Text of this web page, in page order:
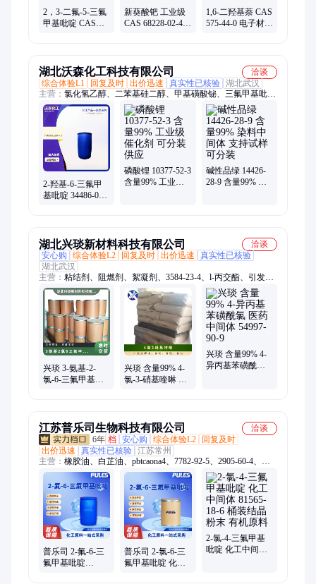
2，3-二氟-5-三氟
甲基吡啶 CAS
新葵酸钯 工业级
CAS 68228-02-4
1,6-二羟基萘 CAS
575-44-0 电子材料
湖北沃森化工科技有限公司
洽谈
综合体验L1
回复及时 出价迅速 真实性已核验 湖北武汉
主营： 氯化氢乙醇、二苯基硅二醇、甲基磺酸铋、三氟甲基吡
啶、阻燃剂DDP、萃取剂、HTPB、防老剂
2-羟基-6-三氟甲
基吡啶 34486-06-1
磷酸锂 10377-52-3
含量99% 工业级
碱性品绿 14426-
28-9 含量99% 染
湖北兴琰新材料科技有限公司
洽谈
安心购
综合体验L2 回复及时 出价迅速
真实性已核验
湖北武汉
主营： 粘结剂、阻燃剂、絮凝剂、3584-23-4、l-丙交酯、引发
剂、哌啶基、封端剂、乙交酯、抗菌剂、交联剂、肌肽锌、增亮
剂、干燥剂、润滑剂、护发剂、粘合剂、对位酯、阻聚剂、稀释
剂、羟乙基、偶联剂、分散剂、中间体、丙烯酸锌
兴琰 3-氨基-2-
氯-6-三氟甲基吡
兴琰 含量99% 4-
氯-3-硝基喹啉 医
兴琰 含量99% 4-
异丙基苯磺酰氯
江苏普乐司生物科技有限公司
洽谈
6年 档 安心购 综合体验L2
回复及时
出价迅速
真实性已核验 江苏常州
主营： 橡胶油、白芷油、pbtcaona4、7782-92-5、2905-60-4、
5989-81-1、1305-62-0、1192-62-7、9005-32-7、7775-27-1、8050-
09-7、1739-84-0、7786-30-3、6920-22-5、三辛胺、1897-52-5、
7727-21-1、艾叶油、二甲基、桉树醇、重质苯、活性炭、安息
油、正辛烷、黄糊精
普乐司 2-氟-6-三
氟甲基吡啶
普乐司 2-氯-6-三
氟甲基吡啶 化工
2-氯-4-三氟甲基
吡啶 化工中间体